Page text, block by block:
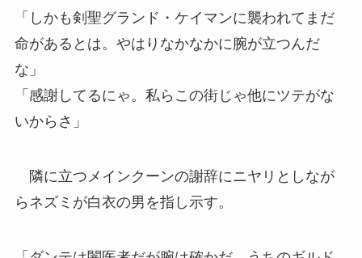
「しかも剣聖グランド・ケイマンに襲われてまだ
命があるとは。やはりなかなかに腕が立つんだ
な」
「感謝してるにゃ。私らこの街じゃ他にツテがな
いからさ」
隣に立つメインクーンの謝辞にニヤリとしなが
らネズミが白衣の男を指し示す。